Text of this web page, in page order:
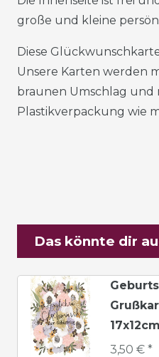
große und kleine
Diese
Unsere Karten werden
braunen Umschlag und
Plastikverpackung wie
Das könnte dir
17x12cm
3,50 € *